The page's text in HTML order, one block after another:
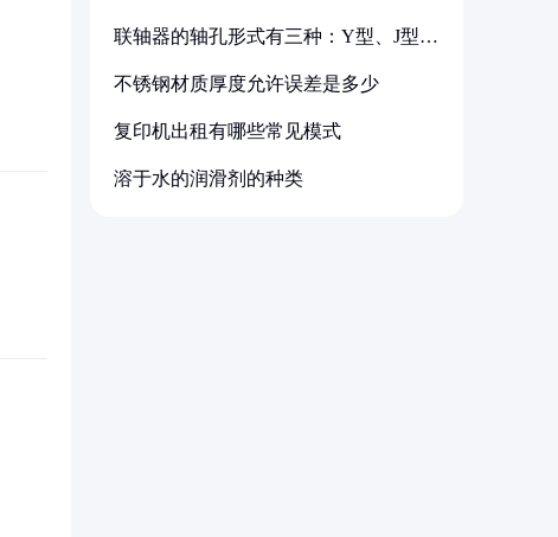
联轴器的轴孔形式有三种：Y型、J型、
不锈钢材质厚度允许误差是多少
复印机出租有哪些常见模式
溶于水的润滑剂的种类